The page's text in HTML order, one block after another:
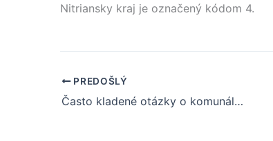
Nitriansky kraj je označený kódom 4.
PREDOŠLÝ
Často kladené otázky o komunálnych voľbách v obci Starý Tekov